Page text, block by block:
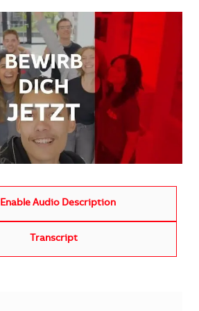
Enable Audio Description
Transcript